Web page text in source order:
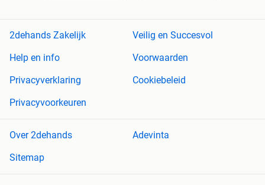
2dehands Zakelijk
Veilig en Succesvol
Help en info
Voorwaarden
Privacyverklaring
Cookiebeleid
Privacyvoorkeuren
Over 2dehands
Adevinta
Sitemap